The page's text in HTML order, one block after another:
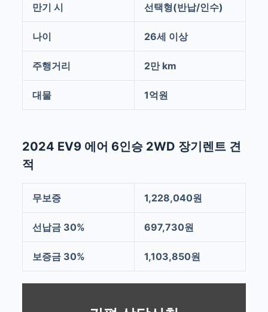
만기 시 선택형(반납/인수)
나이 26세 이상
주행거리 2만 km
대물 1억원
2024 EV9 에어 6인승 2WD 장기렌트 견
적
무보증 1,228,040원
선납금 30% 697,730원
보증금 30% 1,103,850원